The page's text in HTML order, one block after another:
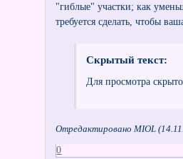
"гиблые" участки; как
требуется сделать, чтобы
Скрытый текст:
Для просмотра
Отредактировано MIOL
0